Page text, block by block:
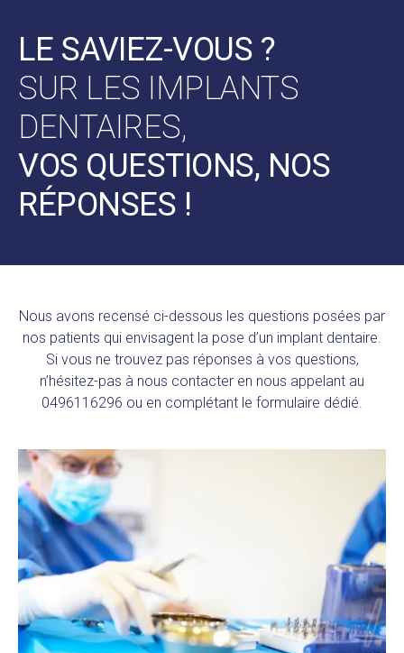
LE SAVIEZ-VOUS ?
SUR LES IMPLANTS
DENTAIRES,
VOS QUESTIONS, NOS
RÉPONSES !
Nous avons recensé ci-dessous les questions posées par
nos patients qui envisagent la pose d’un implant dentaire.
Si vous ne trouvez pas réponses à vos questions,
n’hésitez-pas à nous contacter en nous appelant au
0496116296 ou en complétant le formulaire dédié.